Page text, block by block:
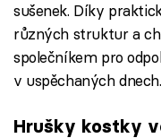
sušenek. Díky
různých struktur a
společníkem pro
v uspěchaných dnech.
Hrušky kostky